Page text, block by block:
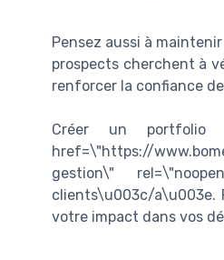
Pensez aussi à
prospects cherchent à
renforcer la confiance
Créer un portfolio
href=\"https://
gestion\"
clients\u003c/a\u003e.
votre impact dans vos